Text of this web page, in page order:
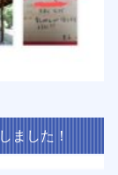
ました！